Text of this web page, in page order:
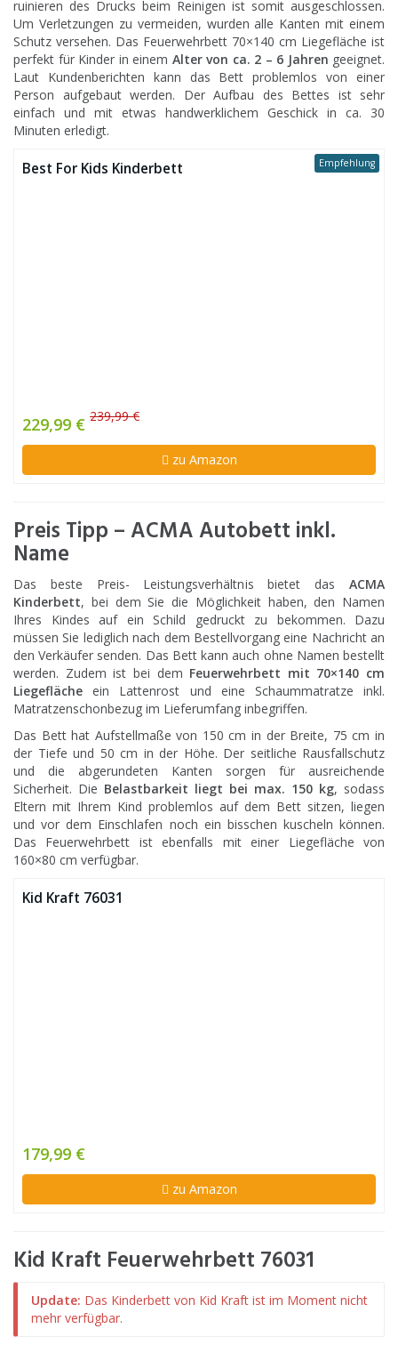
ruinieren des Drucks beim Reinigen ist somit ausgeschlossen.
Um Verletzungen zu vermeiden, wurden alle Kanten mit einem
Schutz versehen. Das Feuerwehrbett 70×140 cm Liegefläche ist
perfekt für Kinder in einem Alter von ca. 2 – 6 Jahren geeignet.
Laut Kundenberichten kann das Bett problemlos von einer
Person aufgebaut werden. Der Aufbau des Bettes ist sehr
einfach und mit etwas handwerklichem Geschick in ca. 30
Minuten erledigt.
Empfehlung
Best For Kids Kinderbett
229,99 € 239,99 €
zu Amazon
Preis Tipp – ACMA Autobett inkl.
Name
Das beste Preis- Leistungsverhältnis bietet das ACMA
Kinderbett, bei dem Sie die Möglichkeit haben, den Namen
Ihres Kindes auf ein Schild gedruckt zu bekommen. Dazu
müssen Sie lediglich nach dem Bestellvorgang eine Nachricht an
den Verkäufer senden. Das Bett kann auch ohne Namen bestellt
werden. Zudem ist bei dem Feuerwehrbett mit 70×140 cm
Liegefläche ein Lattenrost und eine Schaummatratze inkl.
Matratzenschonbezug im Lieferumfang inbegriffen.
Das Bett hat Aufstellmaße von 150 cm in der Breite, 75 cm in
der Tiefe und 50 cm in der Höhe. Der seitliche Rausfallschutz
und die abgerundeten Kanten sorgen für ausreichende
Sicherheit. Die Belastbarkeit liegt bei max. 150 kg, sodass
Eltern mit Ihrem Kind problemlos auf dem Bett sitzen, liegen
und vor dem Einschlafen noch ein bisschen kuscheln können.
Das Feuerwehrbett ist ebenfalls mit einer Liegefläche von
160×80 cm verfügbar.
Kid Kraft 76031
179,99 €
zu Amazon
Kid Kraft Feuerwehrbett 76031
Update: Das Kinderbett von Kid Kraft ist im Moment nicht
mehr verfügbar.